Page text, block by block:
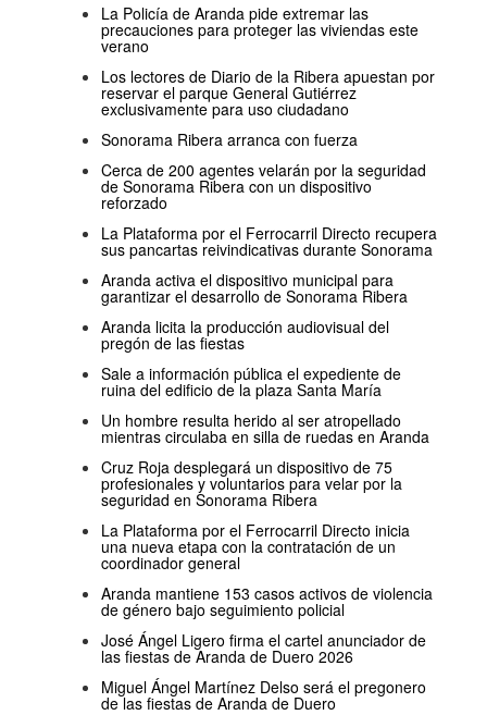
La Policía de Aranda pide extremar las
precauciones para proteger las viviendas este
verano
Los lectores de Diario de la Ribera apuestan por
reservar el parque General Gutiérrez
exclusivamente para uso ciudadano
Sonorama Ribera arranca con fuerza
Cerca de 200 agentes velarán por la seguridad
de Sonorama Ribera con un dispositivo
reforzado
La Plataforma por el Ferrocarril Directo recupera
sus pancartas reivindicativas durante Sonorama
Aranda activa el dispositivo municipal para
garantizar el desarrollo de Sonorama Ribera
Aranda licita la producción audiovisual del
pregón de las fiestas
Sale a información pública el expediente de
ruina del edificio de la plaza Santa María
Un hombre resulta herido al ser atropellado
mientras circulaba en silla de ruedas en Aranda
Cruz Roja desplegará un dispositivo de 75
profesionales y voluntarios para velar por la
seguridad en Sonorama Ribera
La Plataforma por el Ferrocarril Directo inicia
una nueva etapa con la contratación de un
coordinador general
Aranda mantiene 153 casos activos de violencia
de género bajo seguimiento policial
José Ángel Ligero firma el cartel anunciador de
las fiestas de Aranda de Duero 2026
Miguel Ángel Martínez Delso será el pregonero
de las fiestas de Aranda de Duero